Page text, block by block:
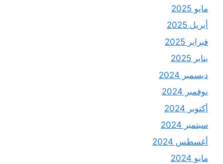
مايو 2025
أبريل 2025
فبراير 2025
يناير 2025
ديسمبر 2024
نوفمبر 2024
أكتوبر 2024
سبتمبر 2024
أغسطس 2024
مايو 2024